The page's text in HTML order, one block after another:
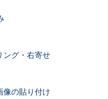
ング・右寄せ
像の貼り付け